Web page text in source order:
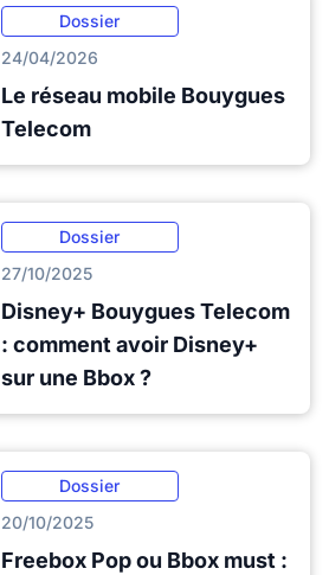
Dossier
24/04/2026
Le réseau mobile Bouygues
Telecom
Dossier
27/10/2025
Disney+ Bouygues Telecom
: comment avoir Disney+
sur une Bbox ?
Dossier
20/10/2025
Freebox Pop ou Bbox must :